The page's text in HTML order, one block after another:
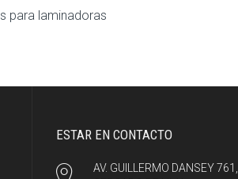
para laminadoras
ESTAR EN CONTACTO
AV. GUILLERMO DANSEY 761,